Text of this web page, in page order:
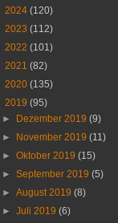
2024 (120)
2023 (112)
2022 (101)
2021 (82)
2020 (135)
2019 (95)
►
Dezember 2019(9)
►
November 2019(11)
►Oktober 2019(15)
►September 2019(5)
►August 2019(8)
►Juli 2019(6)